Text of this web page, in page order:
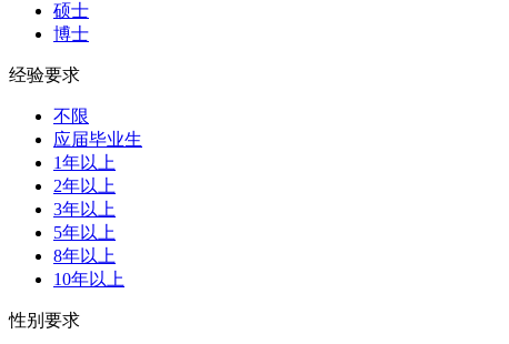
硕士
博士
经验要求
不限
应届毕业生
1年以上
2年以上
3年以上
5年以上
8年以上
10年以上
性别要求